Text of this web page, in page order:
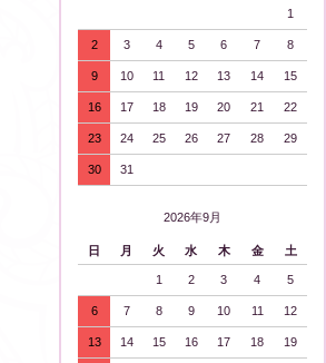
1
2 3 4 5 6 7 8
9 10 11 12 13 14 15
16 17 18 19 20 21 22
23 24 25 26 27 28 29
30 31
2026年9月
日 月 火 水 木 金 土
1 2 3 4 5
6 7 8 9 10 11 12
13 14 15 16 17 18 19